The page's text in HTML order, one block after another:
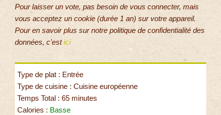
Pour laisser un vote, pas besoin de vous connecter, mais
vous acceptez un cookie (durée 1 an) sur votre appareil.
Pour en savoir plus sur notre politique de confidentialité des
données, c'estici
Type de plat : Entrée
Type de cuisine : Cuisine européenne
Temps Total : 65 minutes
Calories : Basse